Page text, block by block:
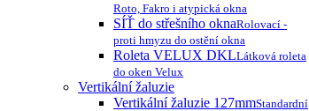
Roto, Fakro i atypická okna
SÍŤ do střešního oknaRolovací -
proti hmyzu do ostění okna
Roleta VELUX DKLLátková roleta
do oken Velux
Vertikální žaluzie
Vertikální žaluzie 127mmStandardní